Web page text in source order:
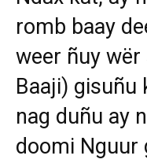
romb baay
weer ñuy
Baaji) gisuñu
nag duñu ay
doomi Nguur